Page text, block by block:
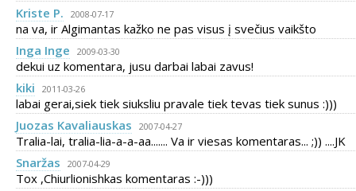
Kriste P.
2008-07-17
na va, ir Algimantas kažko ne pas visus į svečius vaikšto
Inga Inge
2009-03-30
dekui uz komentara, jusu darbai labai zavus!
kiki
2011-03-26
labai gerai,siek tiek siuksliu pravale tiek tevas tiek sunus :)))
Juozas Kavaliauskas
2007-04-27
Tralia-lai, tralia-lia-a-a-aa....... Va ir viesas komentaras... ;)) ....JK
Snaržas
2007-04-29
Tox ,Chiurlionishkas komentaras :-)))